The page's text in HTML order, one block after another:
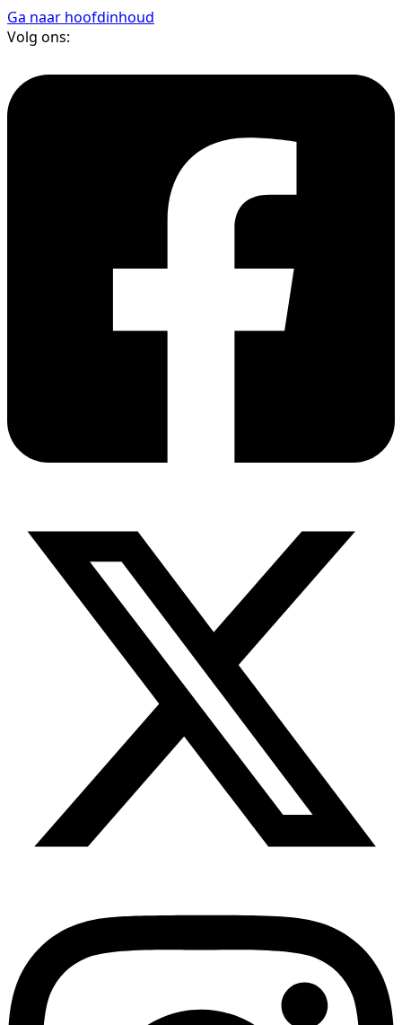
Ga naar hoofdinhoud
Volg ons: